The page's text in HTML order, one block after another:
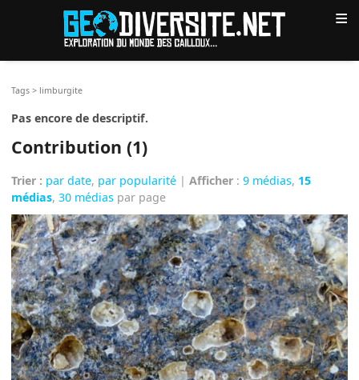
≡
Tags > limburgite
Pas encore de descriptif.
Contribution (1)
Trier : par date, par popularité |Afficher :9 médias, 15
médias,30 médias par page